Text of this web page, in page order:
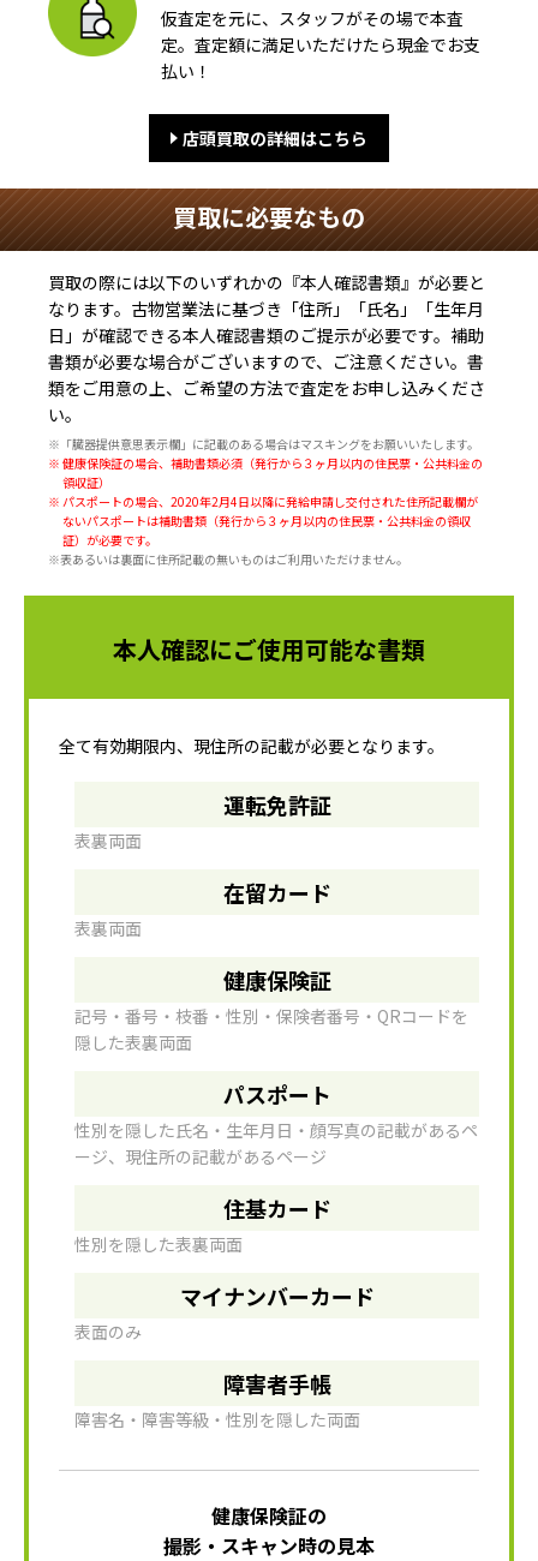
仮査定を元に、スタッフがその場で本査
定。査定額に満足いただけたら現金でお支
払い！
店頭買取の詳細はこちら
買取に必要なもの
買取の際には以下のいずれかの『本人確認書類』が必要と
なります。古物営業法に基づき 「住所」「氏名」「生年月
日」が確認できる本人確認書類のご提示が必要です。補助
書類が必要な場合がございますので、ご注意ください。書
類をご用意の上、ご希望の方法で査定をお申し込みくださ
い。
※「臓器提供意思表示欄」に記載のある場合はマスキングをお願いいたします。
※ 健康保険証の場合、補助書類必須（発行から３ヶ月以内の住民票・公共料金の
領収証）
※ パスポートの場合、2020年2月4日以降に発給申請し交付された住所記載欄が
ないパスポートは補助書類（発行から３ヶ月以内の住民票・公共料金の領収
証）が必要です。
※表あるいは裏面に住所記載の無いものはご利用いただけません。
本人確認にご使用可能な書類
全て有効期限内、現住所の記載が必要となります。
運転免許証
表裏両面
在留カード
表裏両面
健康保険証
記号・番号・枝番・性別・保険者番号・QRコードを
隠した表裏両面
パスポート
性別を隠した氏名・生年月日・顔写真の記載があるペ
ージ、現住所の記載があるページ
住基カード
性別を隠した表裏両面
マイナンバーカード
表面のみ
障害者手帳
障害名・障害等級・性別を隠した両面
健康保険証の
撮影・スキャン時の見本